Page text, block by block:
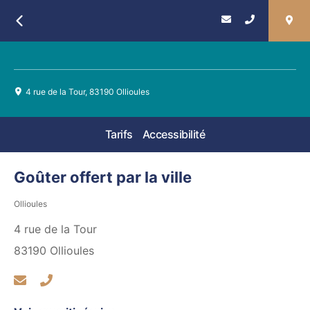
4 rue de la Tour, 83190 Ollioules
Tarifs Accessibilité
Goûter offert par la ville
Ollioules
4 rue de la Tour
83190 Ollioules